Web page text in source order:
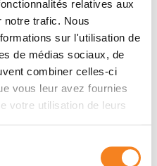
relatives aux
notre trafic. Nous
sur l'utilisation de
de médias sociaux, de
combiner celles-ci
vous leur avez fournies
votre utilisation de leurs